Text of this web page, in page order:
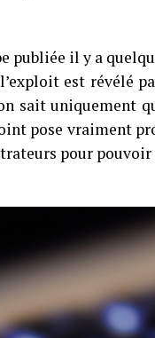
publiée il y a
est révélé
sait uniquement
pose vraiment
pour